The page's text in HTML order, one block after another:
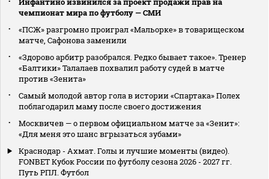
чемпионат мира по футболу — СМИ
«ПСЖ» разгромно проиграл «Мальорке» в товарищеском
матче, Сафонова заменили
«Здорово арбитр разобрался. Редко бывает такое». Тренер
«Балтики» Талалаев похвалил работу судей в матче
против «Зенита»
Самый молодой автор гола в истории «Спартака» Полех
поблагодарил маму после своего достижения
Москвичев — о первом официальном матче за «Зенит»:
«Для меня это шанс вгрызаться зубами»
Краснодар - Ахмат. Голы и лучшие моменты (видео).
FONBET Кубок России по футболу сезона 2026 - 2027 гг.
Путь РПЛ. Футбол